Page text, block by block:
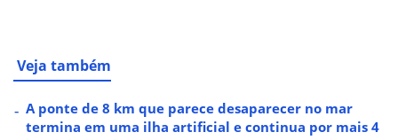
Veja também
A ponte de 8 km que parece desaparecer no mar
termina em uma ilha artificial e continua por mais 4